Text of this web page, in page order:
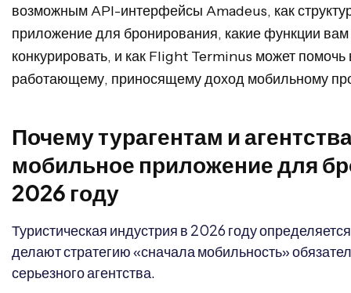
возможным API-интерфейсы Amadeus, как
приложение для бронирования, какие функции
конкурировать, и как Flight Terminus может помочь
работающему, приносящему доход мобильному
Почему турагентам и
мобильное приложение для
2026 году
Туристическая индустрия в 2026 году
делают стратегию «сначала мобильность»
серьезного агентства.